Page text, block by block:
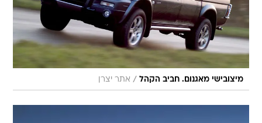
מיצובישי מאגנום. חביב הקהל / אתר יצרן